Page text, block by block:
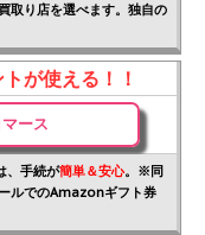
取り店を選べます。独自の
が使える！！
マース
、手続が簡単＆安心。※同
ルでのAmazonギフト券